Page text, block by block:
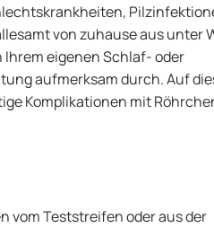
von zuhause aus unter
eigenen Schlaf- oder
aufmerksam durch. Auf
Komplikationen mit
vom Teststreifen oder aus der